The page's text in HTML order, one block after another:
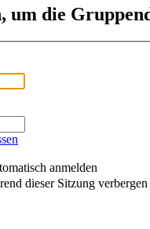
um die
anmelden
dieser Sitzung verbergen